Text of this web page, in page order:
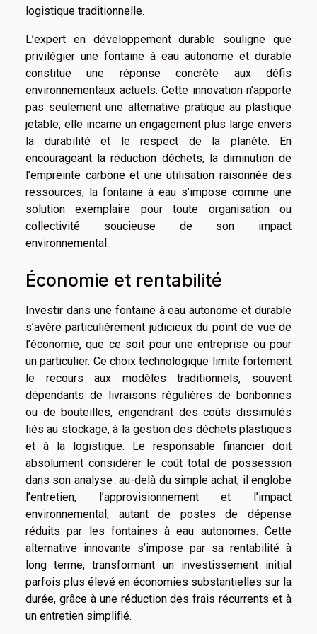
logistique traditionnelle.
L’expert en développement durable souligne que
privilégier une fontaine à eau autonome et durable
constitue une réponse concrète aux défis
environnementaux actuels. Cette innovation n’apporte
pas seulement une alternative pratique au plastique
jetable, elle incarne un engagement plus large envers
la durabilité et le respect de la planète. En
encourageant la réduction déchets, la diminution de
l’empreinte carbone et une utilisation raisonnée des
ressources, la fontaine à eau s’impose comme une
solution exemplaire pour toute organisation ou
collectivité soucieuse de son impact
environnemental.
Économie et rentabilité
Investir dans une fontaine à eau autonome et durable
s’avère particulièrement judicieux du point de vue de
l’économie, que ce soit pour une entreprise ou pour
un particulier. Ce choix technologique limite fortement
le recours aux modèles traditionnels, souvent
dépendants de livraisons régulières de bonbonnes
ou de bouteilles, engendrant des coûts dissimulés
liés au stockage, à la gestion des déchets plastiques
et à la logistique. Le responsable financier doit
absolument considérer le coût total de possession
dans son analyse : au-delà du simple achat, il englobe
l’entretien, l’approvisionnement et l’impact
environnemental, autant de postes de dépense
réduits par les fontaines à eau autonomes. Cette
alternative innovante s’impose par sa rentabilité à
long terme, transformant un investissement initial
parfois plus élevé en économies substantielles sur la
durée, grâce à une réduction des frais récurrents et à
un entretien simplifié.